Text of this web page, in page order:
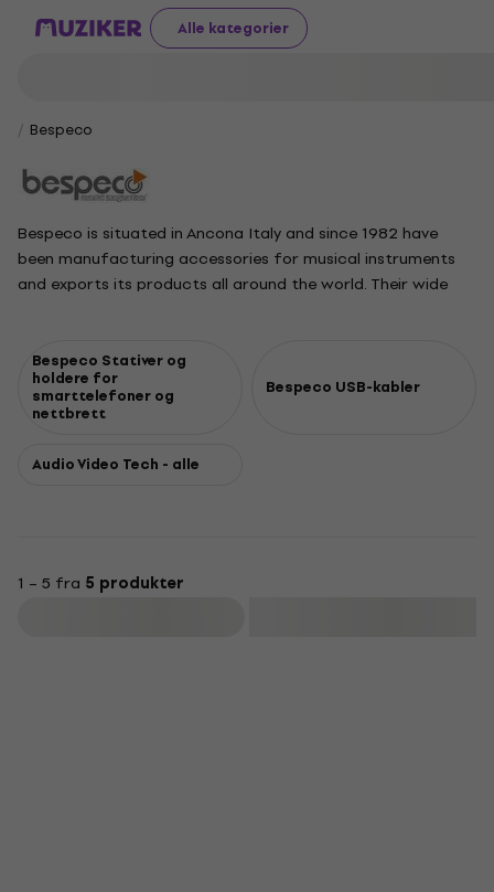
Alle kategorier
Bespeco
Bespeco is situated in Ancona Italy and since 1982 have
been manufacturing accessories for musical instruments
and exports its products all around the world. Their wide
Silos, Bags, Microphones, Home-Soho design, Sportswear
and DJ Gear.
Bespeco Stativer og
holdere for
smarttelefoner og
nettbrett
Bespeco USB-kabler
Audio Video Tech - alle
1 – 5 fra 5 produkter